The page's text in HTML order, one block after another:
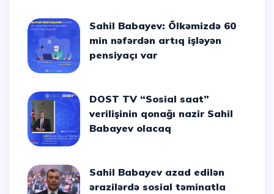
Sahil Babayev: Ölkəmizdə 60
min nəfərdən artıq işləyən
pensiyaçı var
DOST TV “Sosial saat”
verilişinin qonağı nazir Sahil
Babayev olacaq
Sahil Babayev azad edilən
ərazilərdə sosial təminatla